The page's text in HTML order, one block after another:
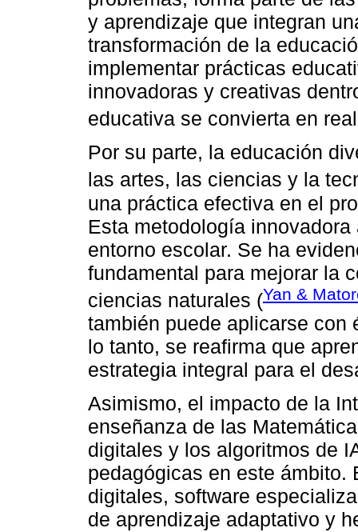
y aprendizaje que integran
transformación de la
implementar prácticas
innovadoras y creativas
educativa se convierta en
Por su parte, la educación
las artes, las ciencias y la
una práctica efectiva en el
Esta metodología
entorno escolar. Se ha
fundamental para mejorar la
ciencias naturales (Yan &
también puede aplicarse con
lo tanto, se reafirma que
estrategia integral para el
Asimismo, el impacto de la
enseñanza de las
digitales y los algoritmos de
pedagógicas en este ámbito.
digitales, software
de aprendizaje adaptativo y